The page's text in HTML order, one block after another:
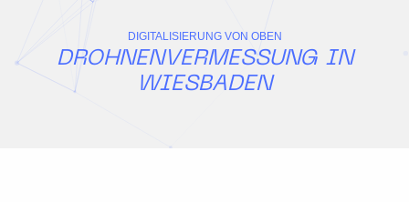
DIGITALISIERUNG VON OBEN
DROHNENVERMESSUNG IN
WIESBADEN